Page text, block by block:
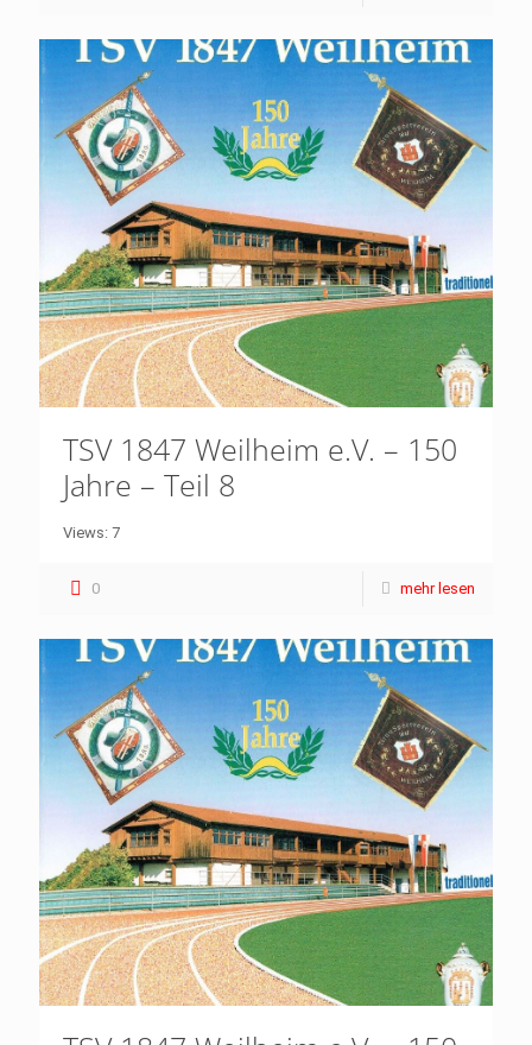
TSV 1847 Weilheim e.V. – 150
Jahre – Teil 8
Views: 7
0 mehr lesen